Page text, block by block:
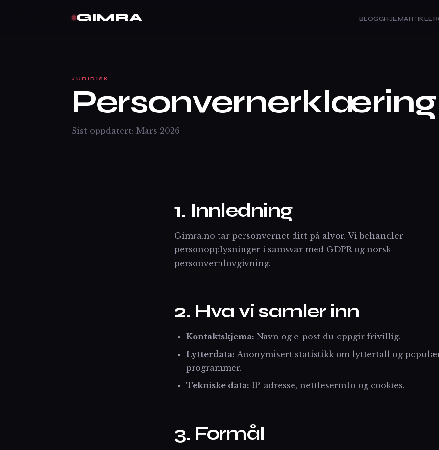
GIMRA BLOGGHJEMARTIKLER
JURIDISK
Personvernerklæring
Sist oppdatert: Mars 2026
1. Innledning
Gimra.no tar personvernet ditt på alvor. Vi behandler
personopplysninger i samsvar med GDPR og norsk
personvernlovgivning.
2. Hva vi samler inn
Kontaktskjema: Navn og e-post du oppgir frivillig.
Lytterdata: Anonymisert statistikk om lyttertall og
programmer.
Tekniske data: IP-adresse, nettleserinfo og cookies.
3. Formål